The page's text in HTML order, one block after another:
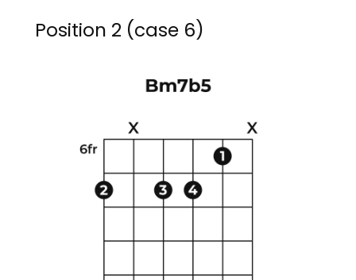
Position 2 (case 6)